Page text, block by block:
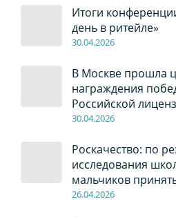
Итоги
день в ритейле»
30.04.2026
В Москве прошла
награждения
Российской
30.04.2026
Роскачество: по
исследования
мальчиков
26.04.2026